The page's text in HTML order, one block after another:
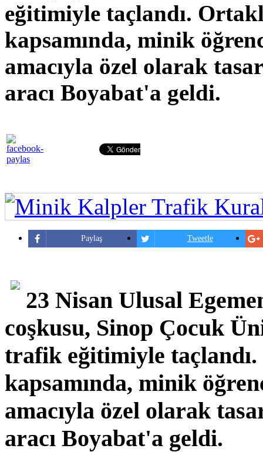
eğitimiyle taçlandı.
kapsamında, minik
amacıyla özel olarak
aracı Boyabat'a geldi.
Paylaş Tweetle
23 Nisan Ulusal
coşkusu, Sinop Çocuk
trafik eğitimiyle
kapsamında, minik
amacıyla özel olarak
aracı Boyabat'a geldi.